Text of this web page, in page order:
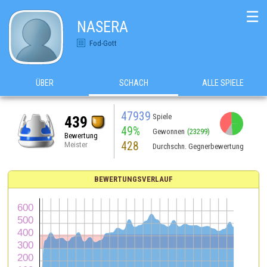
NASERA
Fod-Gott
☰
ÜBER SCHACH ALLE SPIELE
439
Bewertung
Meister
47939 Spiele
49% Gewonnen (23299)
428 Durchschn. Gegnerbewertung
BEWERTUNGSVERLAUF